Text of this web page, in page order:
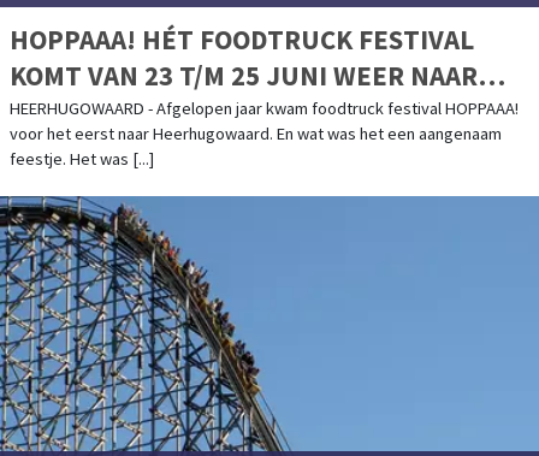
HOPPAAA! HÉT FOODTRUCK FESTIVAL
KOMT VAN 23 T/M 25 JUNI WEER NAAR
HEERHUGOWAARD
HEERHUGOWAARD - Afgelopen jaar kwam foodtruck festival HOPPAAA!
voor het eerst naar Heerhugowaard. En wat was het een aangenaam
feestje. Het was [...]